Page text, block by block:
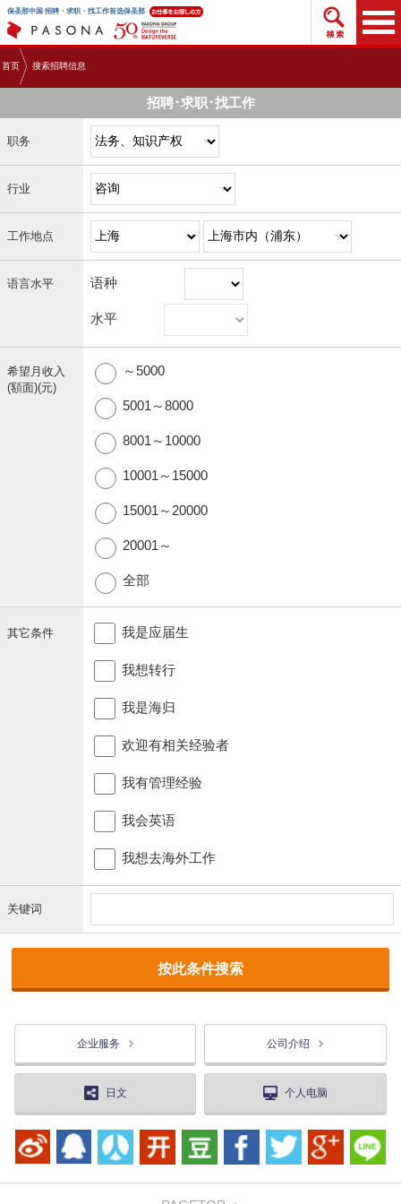
保圣那中国 招聘・求职・找工作首选保圣那 搜索
首页 搜索招聘信息
招聘･求职･找工作
职务
行业
工作地点
语言水平 语种
水平
希望月收入
(額面)(元)
～5000
5001～8000
8001～10000
10001～15000
15001～20000
20001～
全部
其它条件 我是应届生
我想转行
我是海归
欢迎有相关经验者
我有管理经验
我会英语
我想去海外工作
关键词
企业服务 公司介绍
日文 个人电脑